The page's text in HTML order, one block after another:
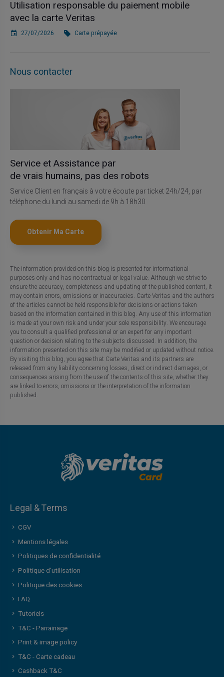
Utilisation responsable du paiement mobile
avec la carte Veritas
27/07/2026 Carte prépayée
Nous contacter
Service et Assistance par
de vrais humains, pas des robots
Service Client en français à votre écoute par ticket 24h/24, par
téléphone du lundi au samedi de 9h à 18h30
Obtenir Ma Carte
The information provided on this blog is presented for informational
purposes only and has no contractual or legal value. Although we strive to
ensure the accuracy, completeness and updating of the published content, it
may contain errors, omissions or inaccuracies. Carte Veritas and the authors
of the articles cannot be held responsible for decisions or actions taken
based on the information contained in this blog. Any use of this information
is made at your own risk and under your sole responsibility. We encourage
you to consult a qualified professional or an expert for any important
question or decision relating to the subjects discussed. In addition, the
information presented on this site may be modified or updated without notice.
By visiting this blog, you agree that Carte Veritas and its partners are
released from any liability concerning losses, direct or indirect damages, or
consequences arising from the use of the contents of this site, whether they
are linked to errors, omissions or the interpretation of the information
published.
Legal & Terms
CGV
Mentions légales
Politiques de confidentialité
Politique d’utilisation
Politique des cookies
FAQ
Tutoriels
T&C - Parrainage
Print & image policy
T&C - Carte cadeau
Cashback T&C